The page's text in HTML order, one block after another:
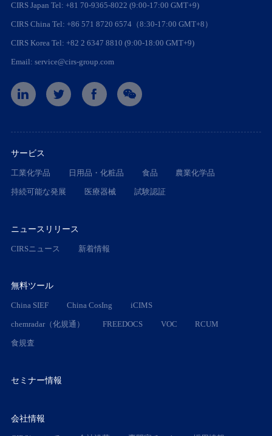
CIRS Japan Tel: +81 70-9365-8022 (9:00-17:00 GMT+9)
CIRS China Tel: +86 571 8720 6574（8:30-17:00 GMT+8）
CIRS Korea Tel: +82 2 6347 8810 (9:00-18:00 GMT+9)
Email: service@cirs-group.com
サービス
工業化学品 日用品・化粧品 食品 農業化学品
持続可能な発展 医療器械 試験認証
ニュースリリース
CIRSニュース 新着情報
無料ツール
China SIEF China CosIng iCIMS
chemradar（化規通） FREEDOCS VOC RCUM
食規査
セミナー情報
会社情報